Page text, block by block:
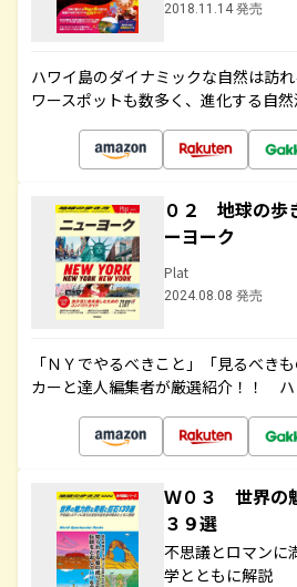
2018.11.14 発売
ハワイ島のダイナミックな自然は訪
ワースポットも数多く、進化する自
０２ 地球の
ーヨーク
Plat
2024.08.08 発売
「ＮＹでやるべきこと」「見るべき
カーと達人編集者が厳選紹介！！ ハ
Ｗ０３ 世界の
３９選
不思議とロマンに
学とともに解説